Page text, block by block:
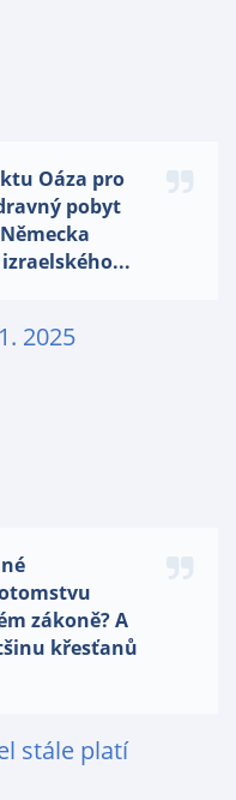
Oáza pro
pobyt
2025
zákoně? A
křesťanů
stále platí